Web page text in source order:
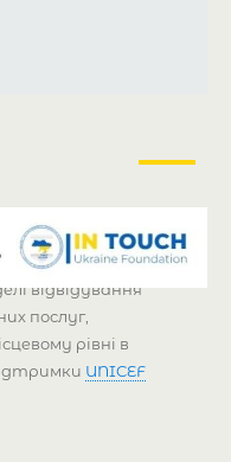
відвідування
послуг,
рівні в
UNICEF